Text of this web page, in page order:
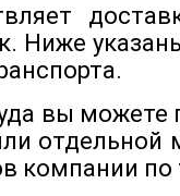
Ниже
вы можете
компании